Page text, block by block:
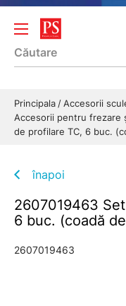
Principala Accesorii
Accesorii pentru frezare
de profilare TC, 6 buc.
înapoi
2607019463
6 buc. (coadă
2607019463